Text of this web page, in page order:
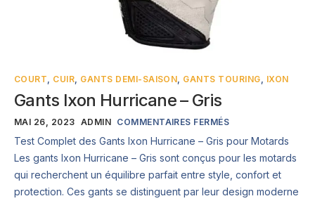
COURT CUIR GANTS DEMI-SAISON GANTS TOURING IXON
Gants Ixon Hurricane – Gris
MAI 26, 2023 ADMIN COMMENTAIRES FERMÉS
Test Complet des Gants Ixon Hurricane – Gris pour Motards
Les gants Ixon Hurricane – Gris sont conçus pour les motards
qui recherchent un équilibre parfait entre style, confort et
protection. Ces gants se distinguent par leur design moderne